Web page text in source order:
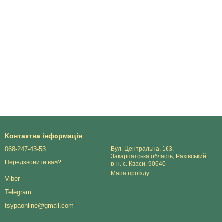
Контактна інформація
068-247-43-53
Передзвонити вам?
Viber
Telegram
tsypaonline@gmail.com
Вул. Центральна, 163,
Закарпатська область, Рахівський
р-н, с. Кваси, 90640
Мапа проїзду